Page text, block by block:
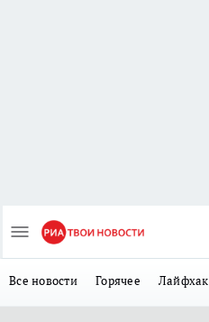
Все новости Горячее Лайфхак